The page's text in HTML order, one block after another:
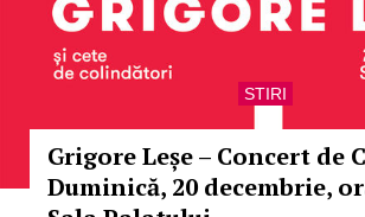
STIRI
Grigore Leșe – Concert de
Duminică, 20 decembrie,